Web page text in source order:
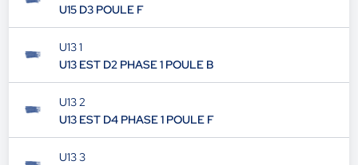
U15 D3 POULE F
U13 1
U13 EST D2 PHASE 1 POULE B
U13 2
U13 EST D4 PHASE 1 POULE F
U13 3